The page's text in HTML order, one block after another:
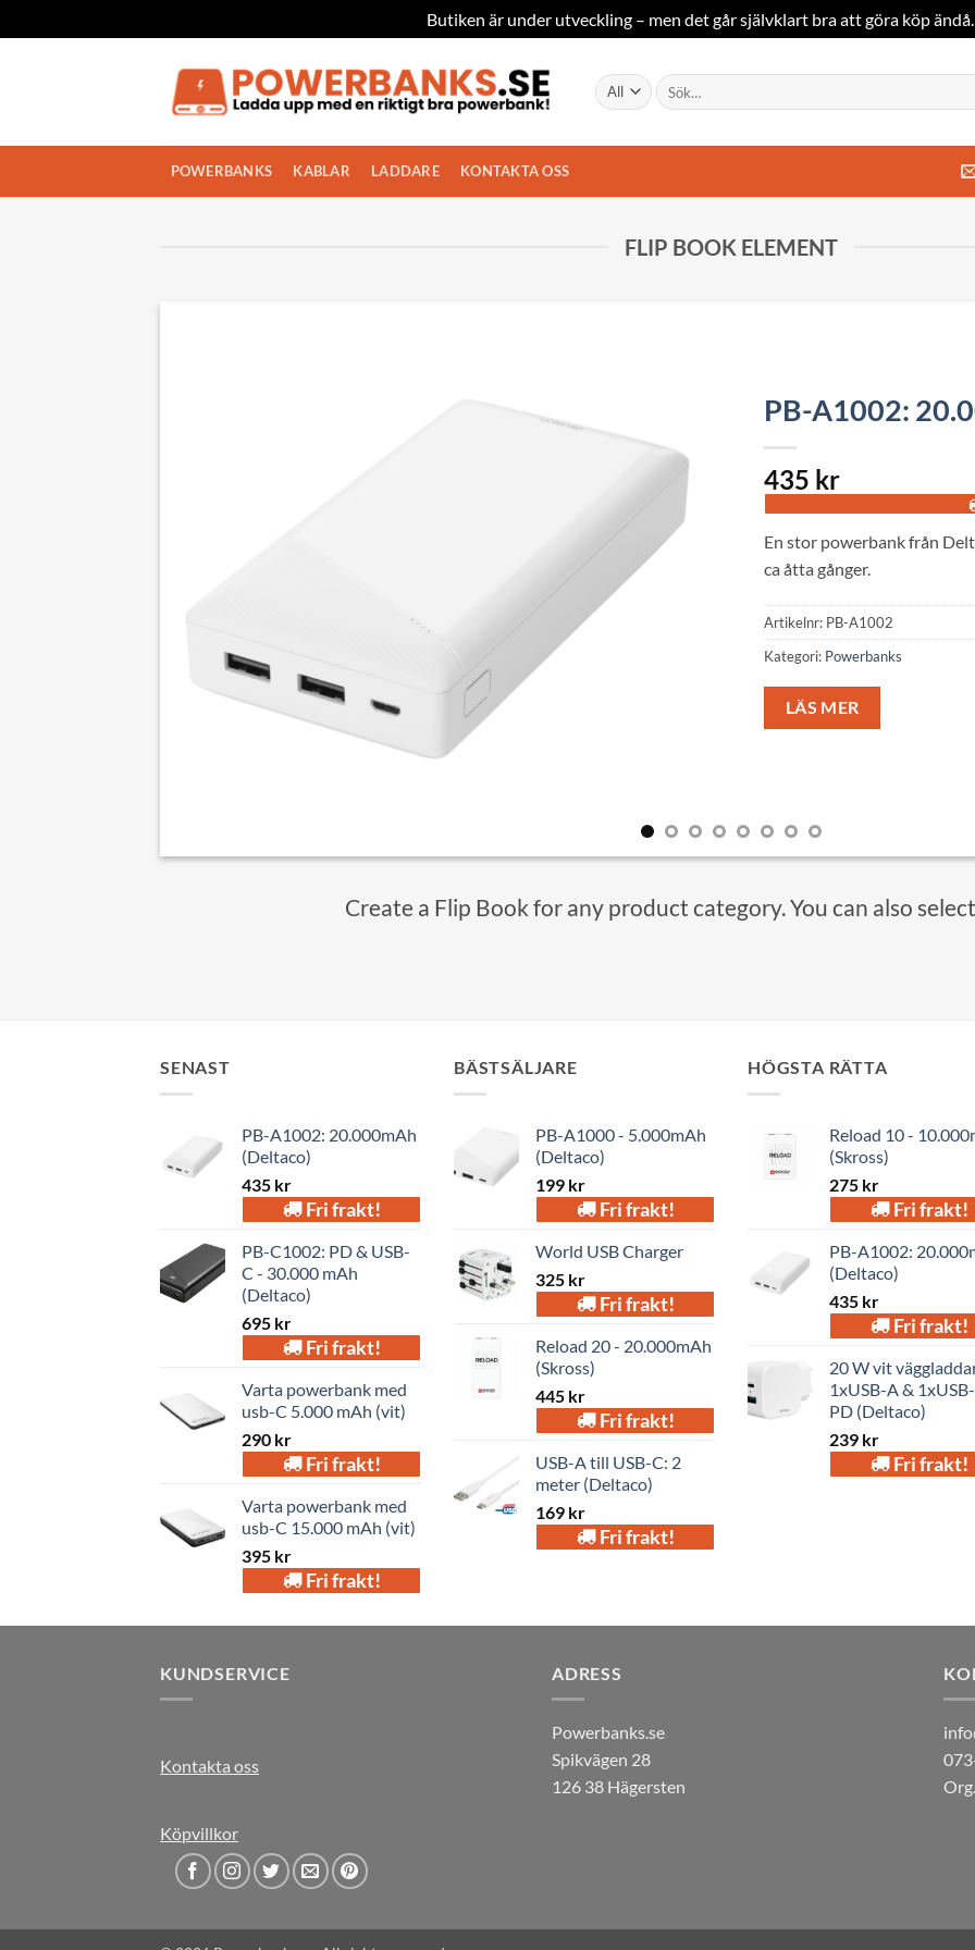
Butiken är under utveckling – men det går självklart bra att göra köp ändå.
Sök
efter:
POWERBANKS KABLAR LADDARE KONTAKTA OSS
FLIP BOOK ELEMENT
PB-A1002:
435 kr
En stor powerbank från
ca åtta gånger.
Artikelnr: PB-A1002
Kategori: Powerbanks
LÄS MER
Create a Flip Book for any product category. You can also
SENAST
PB-A1002: 20.000mAh
(Deltaco)
435 kr
Fri frakt!
PB-C1002: PD & USB-
C - 30.000 mAh
(Deltaco)
695 kr
Fri frakt!
Varta powerbank med
usb-C 5.000 mAh (vit)
290 kr
Fri frakt!
Varta powerbank med
usb-C 15.000 mAh (vit)
395 kr
Fri frakt!
BÄSTSÄLJARE
PB-A1000 - 5.000mAh
(Deltaco)
199 kr
Fri frakt!
World USB Charger
325 kr
Fri frakt!
Reload 20 - 20.000mAh
(Skross)
445 kr
Fri frakt!
USB-A till USB-C: 2
meter (Deltaco)
169 kr
Fri frakt!
HÖGSTA RÄTTA
Reload 10 -
(Skross)
275 kr
Fri frakt!
PB-A1002:
(Deltaco)
435 kr
Fri frakt!
20 W vit
1xUSB-A &
PD (Deltaco)
239 kr
Fri frakt!
KUNDSERVICE
Kontakta oss
Köpvillkor
ADRESS
Powerbanks.se
Spikvägen 28
126 38 Hägersten